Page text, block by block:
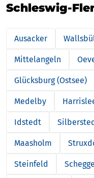
Schleswig-
Ausacker
Mittelangeln
Glücksburg (Ostsee)
Medelby
Idstedt
Maasholm
Steinfeld